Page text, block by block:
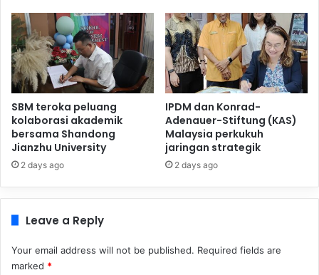
SBM teroka peluang
kolaborasi akademik
bersama Shandong
Jianzhu University
2 days ago
IPDM dan Konrad-
Adenauer-Stiftung (KAS)
Malaysia perkukuh
jaringan strategik
2 days ago
Leave a Reply
Your email address will not be published. Required fields are
marked *